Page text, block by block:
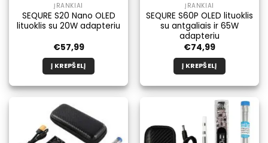
ĮRANKIAI
SEQURE S20 Nano OLED
lituoklis su 20W adapteriu
€57,99
Į KREPŠELĮ
ĮRANKIAI
SEQURE S60P OLED lituoklis
su antgaliais ir 65W
adapteriu
€74,99
Į KREPŠELĮ